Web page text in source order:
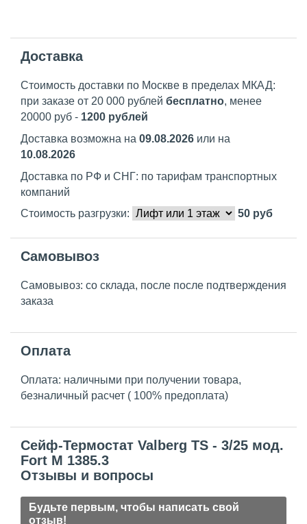
Доставка
Стоимость доставки по Москве в пределах МКАД:
при заказе от 20 000 рублей бесплатно, менее
20000 руб - 1200 рублей
Доставка возможна на 09.08.2026 или на
10.08.2026
Доставка по РФ и СНГ: по тарифам транспортных
компаний
Стоимость разгрузки:
50 руб
Самовывоз
Самовывоз: со склада, после после подтверждения
заказа
Оплата
Оплата: наличными при получении товара,
безналичный расчет ( 100% предоплата)
Сейф-Термостат Valberg TS - 3/25 мод.
Fort М 1385.3
Отзывы и вопросы
Будьте первым, чтобы написать свой
отзыв!